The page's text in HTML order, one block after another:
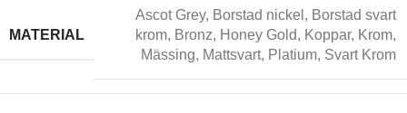
MATERIAL
Ascot Grey, Borstad nickel , Borstad svart
krom, Bronz, Honey Gold, Koppar, Krom,
Mässing, Mattsvart, Platium, Svart Krom